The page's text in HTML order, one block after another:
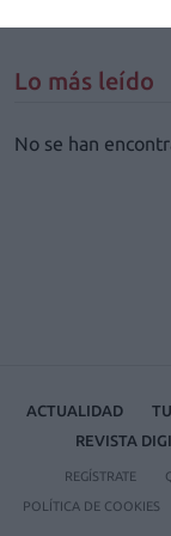
Lo más leído
No se han
ACTUALIDAD
REVISTA
REGÍSTRATE
POLÍTICA DE COOKIES